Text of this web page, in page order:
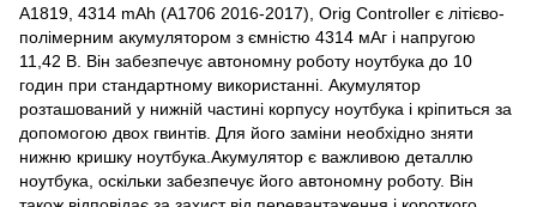
A1819, 4314 mAh (A1706 2016-2017), Orig Controller є літієво-
полімерним акумулятором з ємністю 4314 мАг і напругою
11,42 В. Він забезпечує автономну роботу ноутбука до 10
годин при стандартному використанні. Акумулятор
розташований у нижній частині корпусу ноутбука і кріпиться за
допомогою двох гвинтів. Для його заміни необхідно зняти
нижню кришку ноутбука.Акумулятор є важливою деталлю
ноутбука, оскільки забезпечує його автономну роботу. Він